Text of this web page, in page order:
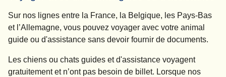
Sur nos lignes entre la France, la Belgique, les Pays-Bas
et l’Allemagne, vous pouvez voyager avec votre animal
guide ou d'assistance sans devoir fournir de documents.
Les chiens ou chats guides et d'assistance voyagent
gratuitement et n’ont pas besoin de billet. Lorsque nos